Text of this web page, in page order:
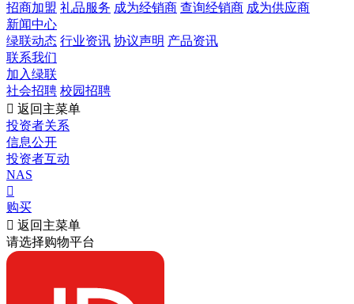
招商加盟 礼品服务 成为经销商 查询经销商 成为供应商
新闻中心
绿联动态 行业资讯 协议声明 产品资讯
联系我们
加入绿联
社会招聘 校园招聘
 返回主菜单
投资者关系
信息公开
投资者互动
NAS

购买
 返回主菜单
请选择购物平台